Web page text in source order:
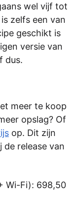
wel vijf tot
zelfs een van
geschikt is
versie van
dus.
meer te koop
opslag? Of
op. Dit zijn
de release van
Wi-Fi): 698,50